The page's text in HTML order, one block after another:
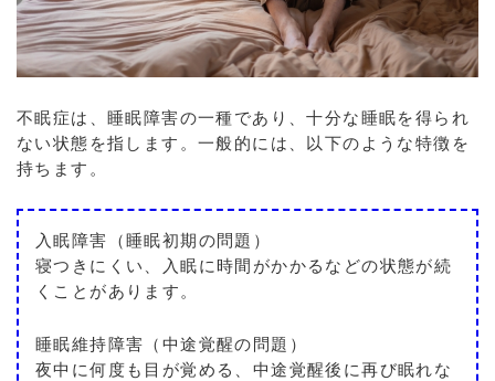
不眠症は、睡眠障害の一種であり、十分な睡眠を得られ
ない状態を指します。一般的には、以下のような特徴を
持ちます。
入眠障害（睡眠初期の問題）
寝つきにくい、入眠に時間がかかるなどの状態が続
くことがあります。
睡眠維持障害（中途覚醒の問題）
夜中に何度も目が覚める、中途覚醒後に再び眠れな